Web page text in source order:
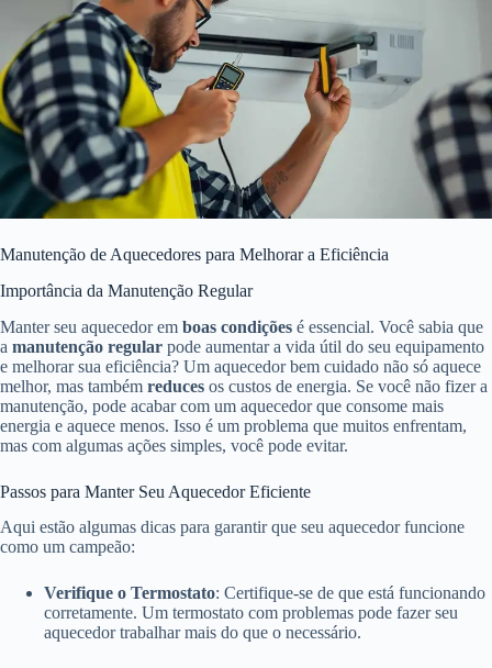
Manutenção de Aquecedores para Melhorar a Eficiência
Importância da Manutenção Regular
Manter seu aquecedor em boas condições é essencial. Você sabia que
a manutenção regular pode aumentar a vida útil do seu equipamento
e melhorar sua eficiência? Um aquecedor bem cuidado não só aquece
melhor, mas também reduces os custos de energia. Se você não fizer a
manutenção, pode acabar com um aquecedor que consome mais
energia e aquece menos. Isso é um problema que muitos enfrentam,
mas com algumas ações simples, você pode evitar.
Passos para Manter Seu Aquecedor Eficiente
Aqui estão algumas dicas para garantir que seu aquecedor funcione
como um campeão:
Verifique o Termostato: Certifique-se de que está funcionando
corretamente. Um termostato com problemas pode fazer seu
aquecedor trabalhar mais do que o necessário.